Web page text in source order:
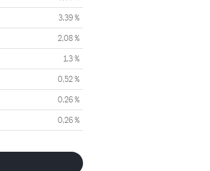
3,39 %
2,08 %
1,3 %
0,52 %
0,26 %
0,26 %